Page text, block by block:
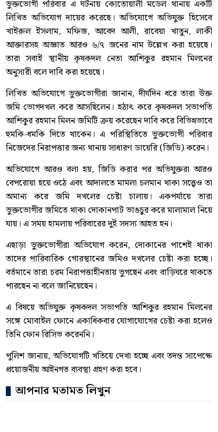
ভুক্তভোগী পরিবার এ ঘটনায় কোতোয়ালী মডেল থানায় একটি
লিখিত অভিযোগ দায়ের করেছে। অভিযোগে অভিযুক্ত হিসেবে
খাইরুল ইসলাম, মফিজ, আবেদ আলী, রাবেয়া খাতুন, লাকী
আক্তারসহ অজ্ঞাত আরও ৬/৭ জনের নাম উল্লেখ করা হয়েছে।
তারা সবাই স্থানীয় কৃষকদল নেতা আশিকুর রহমান মিলনের
অনুসারী বলে দাবি করা হয়েছে।
লিখিত অভিযোগে ভুক্তভোগীরা জানান, দীর্ঘদিন ধরে তারা উক্ত
জমি ভোগদখল করে আসছিলেন। হঠাৎ করে কৃষকদল সভাপতি
আশিকুর রহমান মিলন জমিটি ক্রয় করেছেন দাবি করে বিভিন্নভাবে
হুমকি-ধমকি দিতে থাকেন। এ পরিস্থিতিতে ভুক্তভোগী পরিবার
নিজেদের নিরাপত্তার জন্য থানায় সাধারণ ডায়েরি (জিডি) করেন।
অভিযোগে আরও বলা হয়, জিডি করার পর অভিযুক্তরা আরও
বেপরোয়া হয়ে ওঠে এবং আদালতে মামলা চলমান থাকা সত্ত্বেও তা
অমান্য করে জমি দখলের চেষ্টা চালায়। একপর্যায়ে তারা
ভুক্তভোগীর জমিতে থাকা দোকানপাট ভাঙচুর করে মালামাল নিয়ে
যায়। এ সময় হামলায় পরিবারের দুই সদস্য আহত হন।
এছাড়া ভুক্তভোগীরা অভিযোগ করেন, দোকানের পাশেই থাকা
তাদের পারিবারিক গোরস্থানের জমিও দখলের চেষ্টা করা হচ্ছে।
বর্তমানে তারা চরম নিরাপত্তাহীনতায় ভুগছেন এবং বাড়িঘরে থাকতে
পারছেন না বলে জানিয়েছেন।
এ বিষয়ে অভিযুক্ত কৃষকদল সভাপতি আশিকুর রহমান মিলনের
সঙ্গে মোবাইল ফোনে একাধিকবার যোগাযোগের চেষ্টা করা হলেও
তিনি ফোন রিসিভ করেননি।
পুলিশ জানায়, অভিযোগটি খতিয়ে দেখা হচ্ছে এবং তদন্ত সাপেক্ষে
প্রয়োজনীয় আইনগত ব্যবস্থা গ্রহণ করা হবে।
আপনার মতামত লিখুন